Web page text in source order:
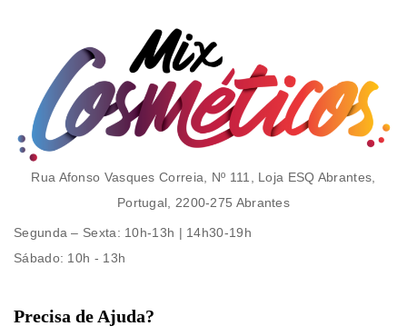
Rua Afonso Vasques Correia, Nº 111, Loja ESQ Abrantes,
Portugal, 2200-275 Abrantes
Segunda – Sexta: 10h-13h | 14h30-19h
Sábado: 10h - 13h
Precisa de Ajuda?